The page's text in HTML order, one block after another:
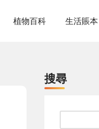
植物百科 生活賬本
搜尋